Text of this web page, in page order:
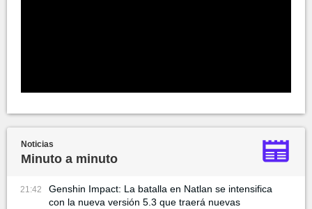
Noticias
Minuto a minuto
21:42
Genshin Impact: La batalla en Natlan se intensifica
con la nueva versión 5.3 que traerá nuevas